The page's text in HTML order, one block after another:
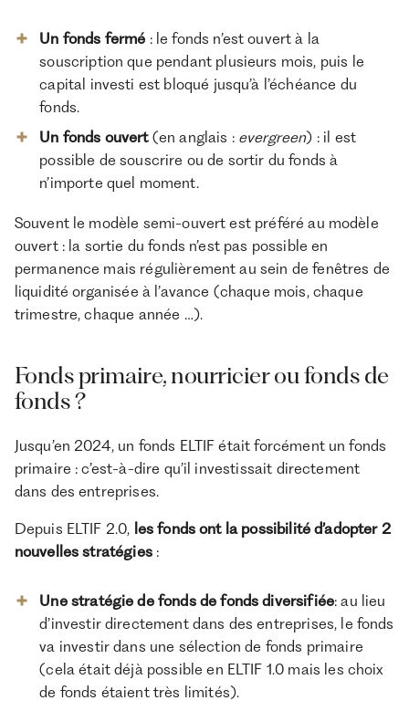
Un fonds fermé : le fonds n’est ouvert à la
souscription que pendant plusieurs mois, puis le
capital investi est bloqué jusqu’à l’échéance du
fonds.
Un fonds ouvert(en anglais : evergreen) : il est
possible de souscrire ou de sortir du fonds à
n’importe quel moment.
Souvent le modèle semi-ouvert est préféré au modèle
ouvert : la sortie du fonds n’est pas possible en
permanence mais régulièrement au sein de fenêtres de
liquidité organisée à l’avance (chaque mois, chaque
trimestre, chaque année …).
Fonds primaire, nourricier ou fonds de
fonds ?
Jusqu’en 2024, un fonds ELTIF était forcément un fonds
primaire : c’est-à-dire qu’il investissait directement
dans des entreprises.
Depuis ELTIF 2.0, les fonds ont la possibilité d’adopter 2
nouvelles stratégies:
Une stratégie de fonds de fonds diversifiée: au lieu
d’investir directement dans des entreprises, le fonds
va investir dans une sélection de fonds primaire
(cela était déjà possible en ELTIF 1.0 mais les choix
de fonds étaient très limités).